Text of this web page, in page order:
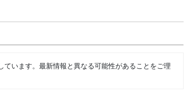
います。最新情報と異なる可能性があることをご理